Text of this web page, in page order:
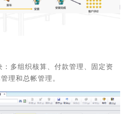
：多组织核算、付款管理、固定资
理和总帐管理。